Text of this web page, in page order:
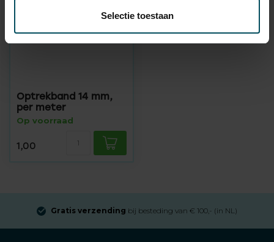
Selectie toestaan
Optrekband 14 mm,
per meter
Op voorraad
1,00
Gratis verzending bij besteding van € 100,- (in NL)